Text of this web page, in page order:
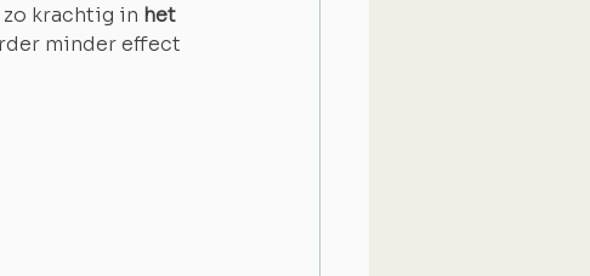
krachtig in het
minder effect